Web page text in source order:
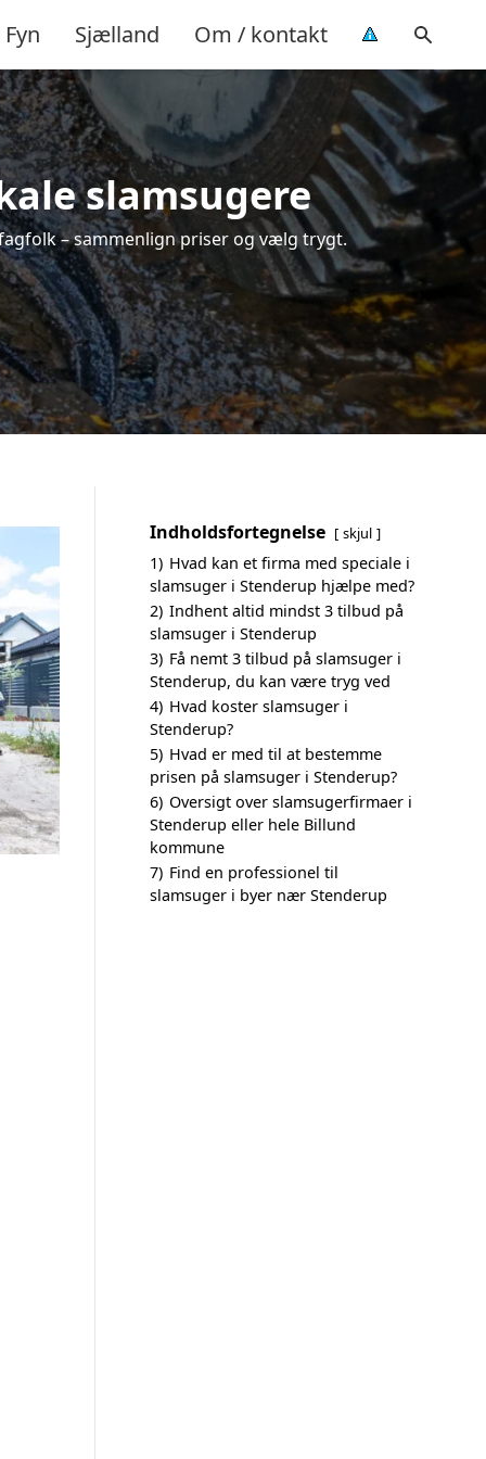
Fyn Sjælland Om / kontakt
slamsugere
– sammenlign priser og vælg trygt.
Indholdsfortegnelse skjul
1) Hvad kan et firma med speciale i
slamsuger i Stenderup hjælpe med?
2) Indhent altid mindst 3 tilbud på
slamsuger i Stenderup
3) Få nemt 3 tilbud på slamsuger i
Stenderup, du kan være tryg ved
4) Hvad koster slamsuger i
Stenderup?
5) Hvad er med til at bestemme
prisen på slamsuger i Stenderup?
6) Oversigt over slamsugerfirmaer i
Stenderup eller hele Billund
kommune
7) Find en professionel til
slamsuger i byer nær Stenderup